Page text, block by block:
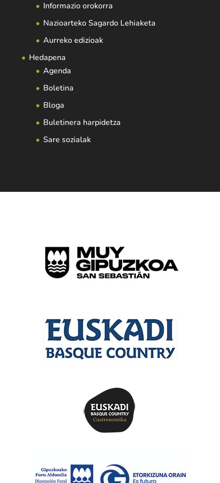
Informazio orokorra
Nazioarteko Sagardo Lehiaketa
Aurreko edizioak
Hedapena
Agenda
Boletina
Bloga
Buletinera harpidetza
Sare sozialak